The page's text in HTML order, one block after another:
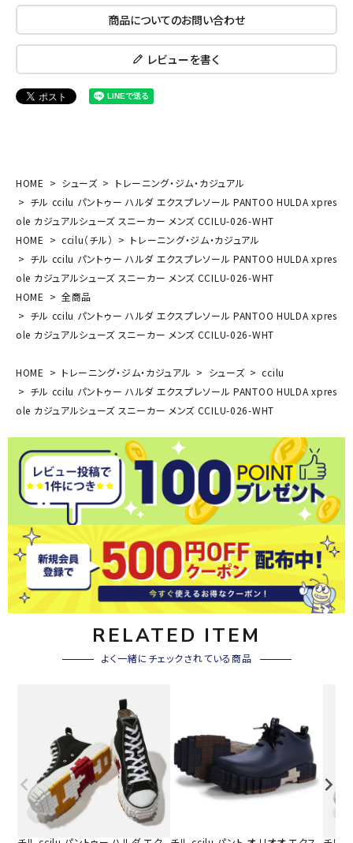
商品についてのお問い合わせ
レビューを書く
HOME シューズ
トレーニング・ジム・カジュアル
チル ccilu パントゥー ハルダ エクスプレソール PANTOO HULDA xpres
ole カジュアルシューズ スニーカー メンズ CCILU-026-WHT
HOME
ccilu（チル）
トレーニング・ジム・カジュアル
チル ccilu パントゥー ハルダ エクスプレソール PANTOO HULDA xpres
ole カジュアルシューズ スニーカー メンズ CCILU-026-WHT
HOME
全商品
チル ccilu パントゥー ハルダ エクスプレソール PANTOO HULDA xpres
ole カジュアルシューズ スニーカー メンズ CCILU-026-WHT
HOME トレーニング・ジム・カジュアル シューズ
ccilu
チル ccilu パントゥー ハルダ エクスプレソール PANTOO HULDA xpres
ole カジュアルシューズ スニーカー メンズ CCILU-026-WHT
RELATED ITEM
よく一緒にチェックされている商品